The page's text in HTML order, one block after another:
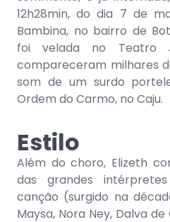
12h28min, do dia 7 de
Bambina, no bairro de
foi velada no Teatro
compareceram milhares
som de um surdo
Ordem do Carmo, no Caju.
Estilo
Além do choro, Elizeth
das grandes
canção (surgido na
Maysa, Nora Ney, Dalva